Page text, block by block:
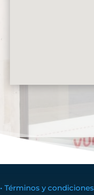
• Términos y condiciones